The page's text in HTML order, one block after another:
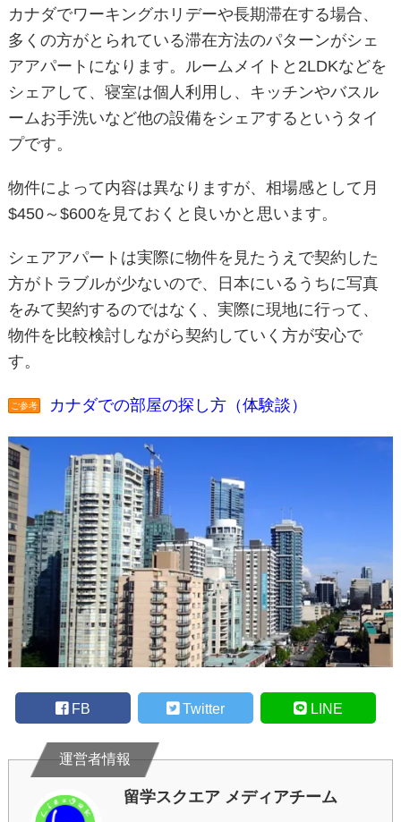
カナダでワーキングホリデーや長期滞在する場合、
多くの方がとられている滞在方法のパターンがシェ
アアパートになります。ルームメイトと2LDKなどを
シェアして、寝室は個人利用し、キッチンやバスル
ームお手洗いなど他の設備をシェアするというタイ
プです。
物件によって内容は異なりますが、相場感として月
$450～$600を見ておくと良いかと思います。
シェアアパートは実際に物件を見たうえで契約した
方がトラブルが少ないので、日本にいるうちに写真
をみて契約するのではなく、実際に現地に行って、
物件を比較検討しながら契約していく方が安心で
す。
ご参考 カナダでの部屋の探し方（体験談）
FB Twitter LINE
留学スクエア メディアチーム